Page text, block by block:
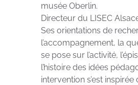
musée Oberlin.
Directeur du LISEC
Ses orientations de
l’accompagnement, la
se pose sur l’activité,
l’histoire des idées
intervention s’est